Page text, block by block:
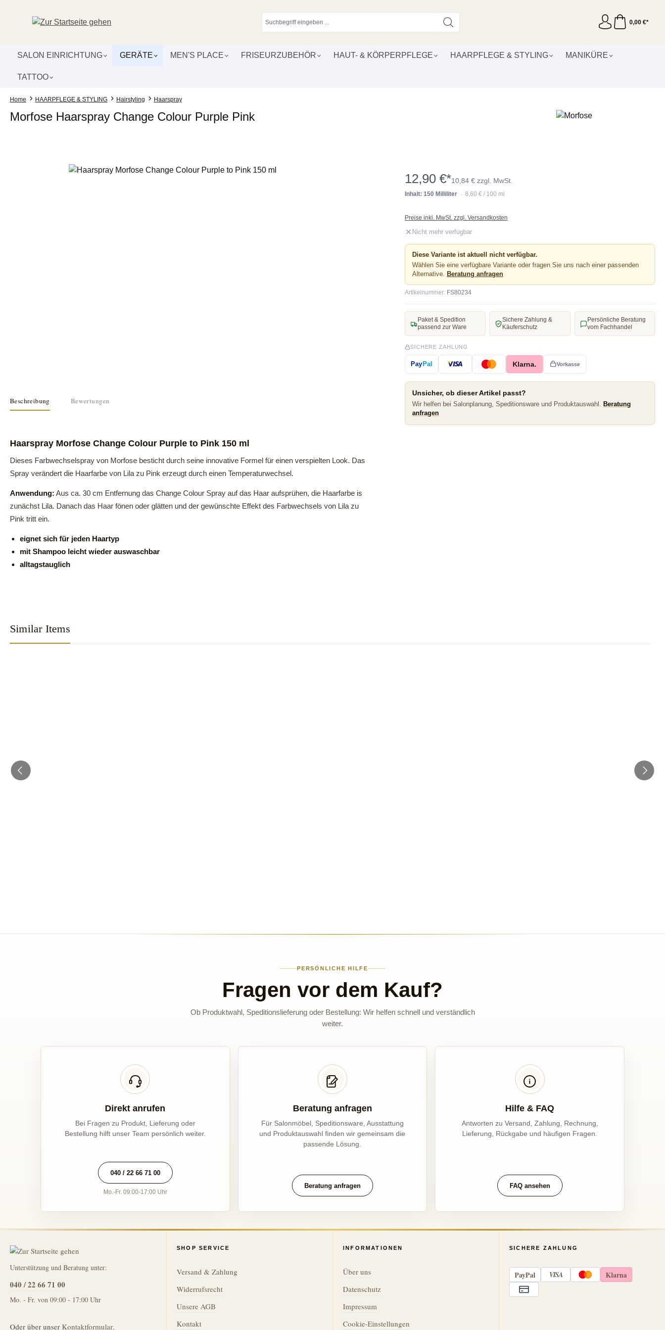
0,00 €*
SALON EINRICHTUNG GERÄTE MEN'S PLACE FRISEURZUBEHÖR HAUT- & KÖRPERPFLEGE HAARPFLEGE & STYLING MANIKÜRE
TATTOO
Home HAARPFLEGE & STYLING Hairstyling Haarspray
Morfose Haarspray Change Colour Purple Pink
Bildergalerie überspringen
Beschreibung Bewertungen
Haarspray Morfose Change Colour Purple to Pink 150 ml
Dieses Farbwechselspray von Morfose besticht durch seine innovative Formel für einen verspielten Look. Das
Spray verändert die Haarfarbe von Lila zu Pink erzeugt durch einen Temperaturwechsel.
Anwendung: Aus ca. 30 cm Entfernung das Change Colour Spray auf das Haar aufsprühen, die Haarfarbe is
zunächst Lila. Danach das Haar fönen oder glätten und der gewünschte Effekt des Farbwechsels von Lila zu
Pink tritt ein.
eignet sich für jeden Haartyp
mit Shampoo leicht wieder auswaschbar
alltagstauglich
12,90 €*10,84 € zzgl. MwSt.
Inhalt: 150 Milliliter · 8,60 € / 100 ml
Preise inkl. MwSt. zzgl. Versandkosten
Nicht mehr verfügbar
Diese Variante ist aktuell nicht verfügbar.
Wählen Sie eine verfügbare Variante oder fragen Sie uns nach einer passenden
Alternative. Beratung anfragen
Artikelnummer: FS80234
Paket & Spedition
passend zur Ware
Sichere Zahlung &
Käuferschutz
Persönliche Beratung
vom Fachhandel
SICHERE ZAHLUNG
PayPal Klarna. Vorkasse
Unsicher, ob dieser Artikel passt?
Wir helfen bei Salonplanung, Speditionsware und Produktauswahl. Beratung
anfragen
Similar Items
PERSÖNLICHE HILFE
Fragen vor dem Kauf?
Ob Produktwahl, Speditionslieferung oder Bestellung: Wir helfen schnell und verständlich
weiter.
Direkt anrufen
Bei Fragen zu Produkt, Lieferung oder
Bestellung hilft unser Team persönlich weiter.
040 / 22 66 71 00
Mo.-Fr. 09:00-17:00 Uhr
Beratung anfragen
Für Salonmöbel, Speditionsware, Ausstattung
und Produktauswahl finden wir gemeinsam die
passende Lösung.
Beratung anfragen
Hilfe & FAQ
Antworten zu Versand, Zahlung, Rechnung,
Lieferung, Rückgabe und häufigen Fragen.
FAQ ansehen
Unterstützung und Beratung unter:
040 / 22 66 71 00
Mo. - Fr. von 09:00 - 17:00 Uhr
Oder über unser Kontaktformular.
SHOP SERVICE
Versand & Zahlung
Widerrufsrecht
Unsere AGB
Kontakt
INFORMATIONEN
Über uns
Datenschutz
Impressum
Cookie-Einstellungen
SICHERE ZAHLUNG
PayPal VISA Klarna